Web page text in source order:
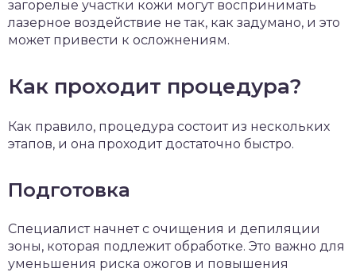
загорелые участки кожи могут воспринимать
лазерное воздействие не так, как задумано, и это
может привести к осложнениям.
Как проходит процедура?
Как правило, процедура состоит из нескольких
этапов, и она проходит достаточно быстро.
Подготовка
Специалист начнет с очищения и депиляции
зоны, которая подлежит обработке. Это важно для
уменьшения риска ожогов и повышения